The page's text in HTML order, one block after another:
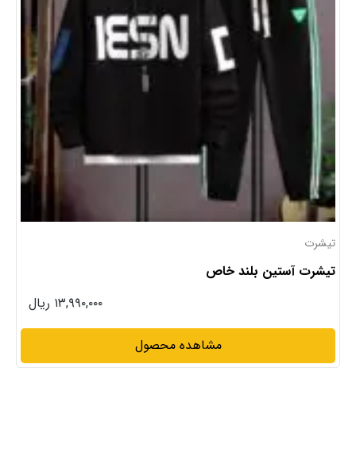
تیشرت
تیشرت آستین بلند خاص
۱۳,۹۹۰,۰۰۰ ریال
مشاهده محصول